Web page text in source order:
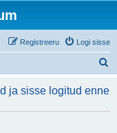
Logi sisse
Registreeru
i
ja sisse logitud enne